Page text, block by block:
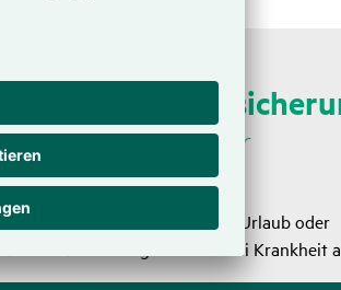
unver­zichtbar
mit ins Gepäck: die
für Ihren Urlaub oder
Wichtiger Schutz bei Krankheit